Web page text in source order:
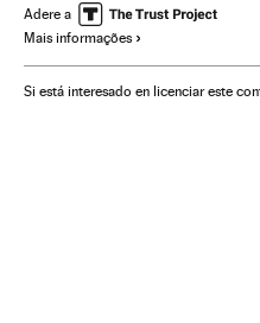
Machismo Movimentos sociais
Direitos mulher
União Europeia Preconceitos
Adere a
Mais informações
Si está interesado en licenciar este